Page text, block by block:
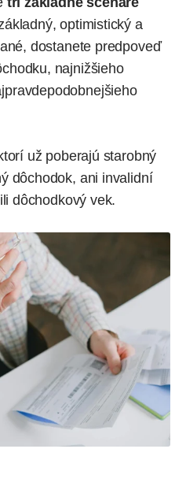
optimistický a
dostanete predpoveď
najnižšieho
už poberajú starobný
dôchodok, ani invalidní
dôchodkový vek.